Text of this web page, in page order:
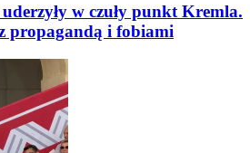
w czuły punkt Kremla.
propagandą i fobiami